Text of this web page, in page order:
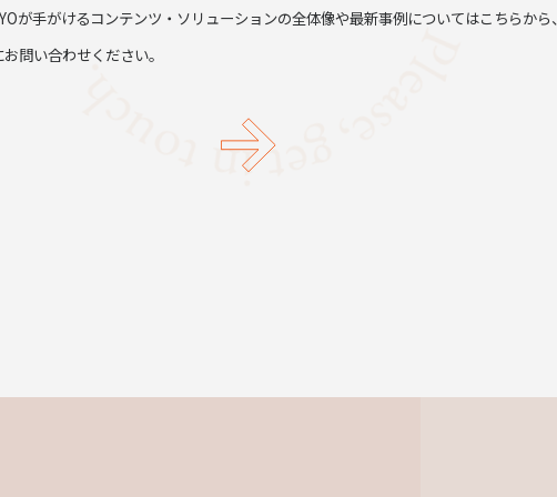
が手がけるコンテンツ・ソリューションの全体像や最新事例についてはこちらから、
問い合わせください。